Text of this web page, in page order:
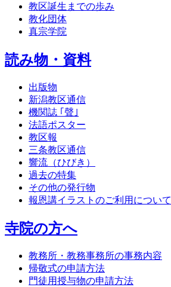
教区誕生までの歩み
教化団体
真宗学院
読み物・資料
出版物
新潟教区通信
機関誌 ｢聲｣
法語ポスター
教区報
三条教区通信
響流（ひびき）
過去の特集
その他の発行物
報恩講イラストのご利用について
寺院の方へ
教務所・教務事務所の事務内容
帰敬式の申請方法
門徒用授与物の申請方法